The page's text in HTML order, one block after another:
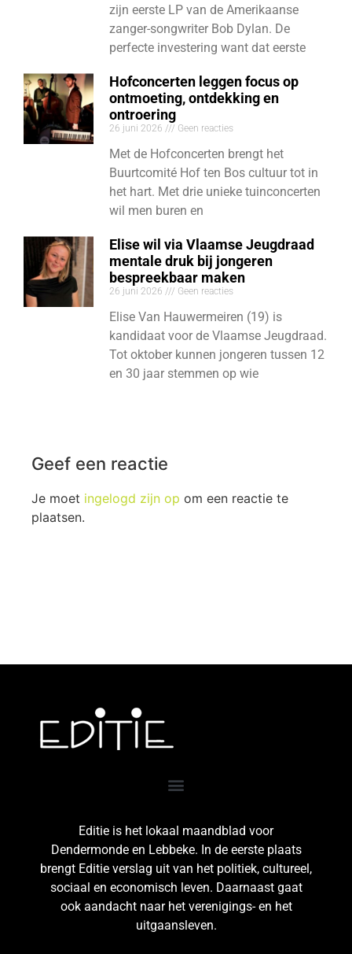
zijn eerste LP van de Amerikaanse
zanger-songwriter Bob Dylan. De
perfecte investering want dat eerste
Hofconcerten leggen focus op
ontmoeting, ontdekking en
ontroering
26 juni 2026 Geen reacties
Met de Hofconcerten brengt het
Buurtcomité Hof ten Bos cultuur tot in
het hart. Met drie unieke tuinconcerten
wil men buren en
Elise wil via Vlaamse Jeugdraad
mentale druk bij jongeren
bespreekbaar maken
26 juni 2026 Geen reacties
Elise Van Hauwermeiren (19) is
kandidaat voor de Vlaamse Jeugdraad.
Tot oktober kunnen jongeren tussen 12
en 30 jaar stemmen op wie
Geef een reactie
Je moet ingelogd zijn op om een reactie te
plaatsen.
Editie is het lokaal maandblad voor
Dendermonde en Lebbeke. In de eerste plaats
brengt Editie verslag uit van het politiek, cultureel,
sociaal en economisch leven. Daarnaast gaat
ook aandacht naar het verenigings- en het
uitgaansleven.